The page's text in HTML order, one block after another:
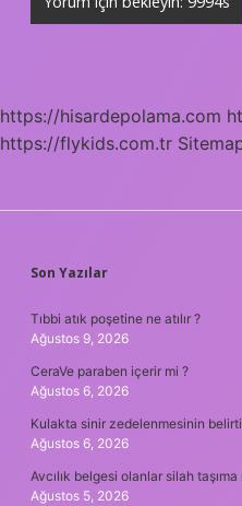
https://hisardepolama.com
https://flykids.com.tr
SIDEBAR
Son Yazılar
Tıbbi atık poşetine ne atılır ?
Ağustos 9, 2026
CeraVe paraben içerir mi ?
Ağustos 6, 2026
Kulakta sinir zedelenmesinin
Ağustos 6, 2026
Avcılık belgesi olanlar silah
Ağustos 5, 2026